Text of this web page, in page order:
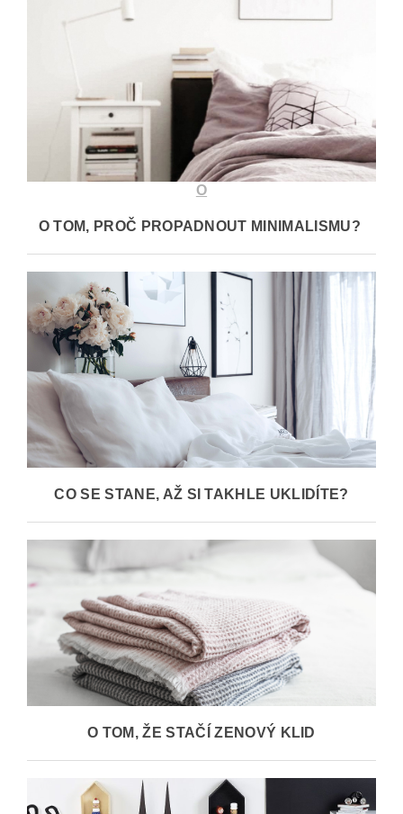
O
O TOM, PROČ PROPADNOUT MINIMALISMU?
CO SE STANE, AŽ SI TAKHLE UKLIDÍTE?
O TOM, ŽE STAČÍ ZENOVÝ KLID